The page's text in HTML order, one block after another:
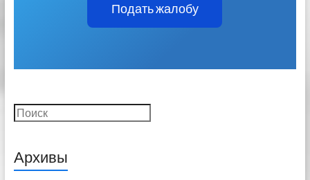
Подать жалобу
Поиск
Архивы